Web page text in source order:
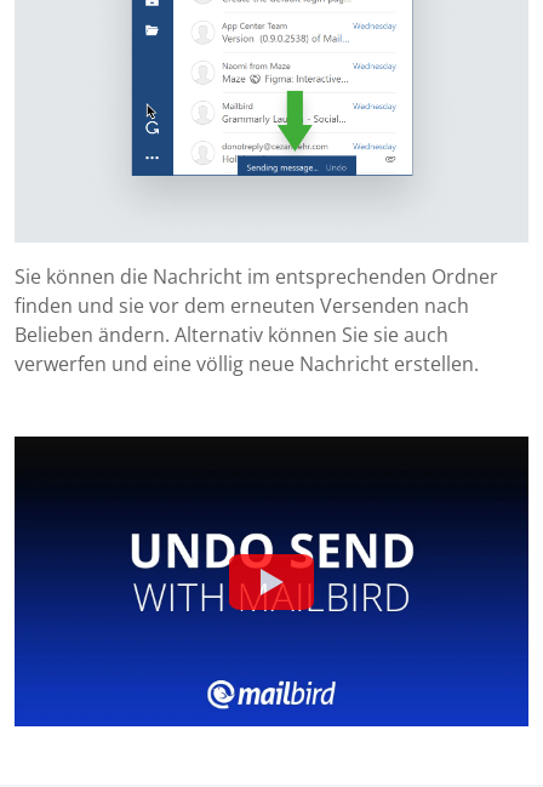
Sie können die Nachricht im entsprechenden Ordner
finden und sie vor dem erneuten Versenden nach
Belieben ändern. Alternativ können Sie sie auch
verwerfen und eine völlig neue Nachricht erstellen.